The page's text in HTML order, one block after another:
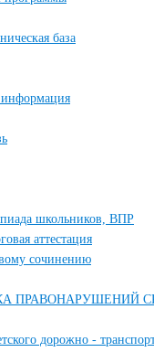
база
школьников, ВПР
аттестация
сочинению
ПРАВОНАРУШЕНИЙ
дорожно -